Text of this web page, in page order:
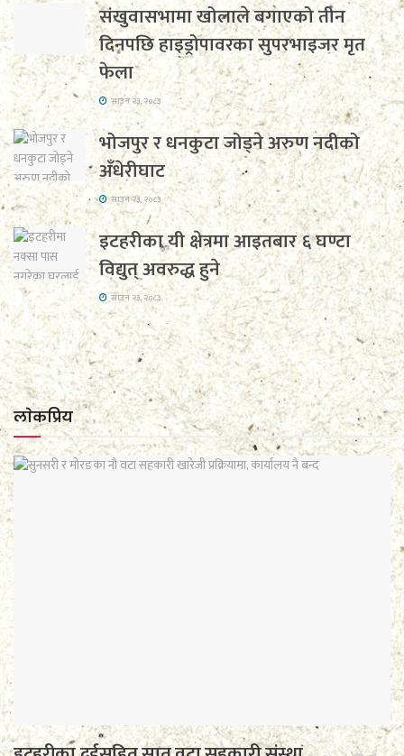
संखुवासभामा खोलाले बगाएको तीन
दिनपछि हाइड्रोपावरका सुपरभाइजर मृत
फेला
साउन २३, २०८३
भोजपुर र धनकुटा जोड्ने अरुण नदीको
अँधेरीघाट
साउन २३, २०८३
इटहरीका यी क्षेत्रमा आइतबार ६ घण्टा
विद्युत् अवरुद्ध हुने
साउन २३, २०८३
लाेकप्रिय